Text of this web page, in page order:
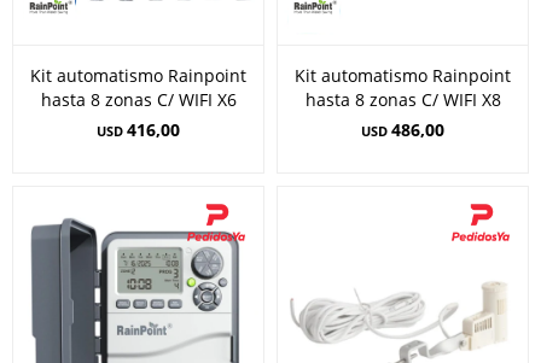
Kit automatismo Rainpoint
hasta 8 zonas C/ WIFI X6
USD 416,00
Kit automatismo Rainpoint
hasta 8 zonas C/ WIFI X8
USD 486,00